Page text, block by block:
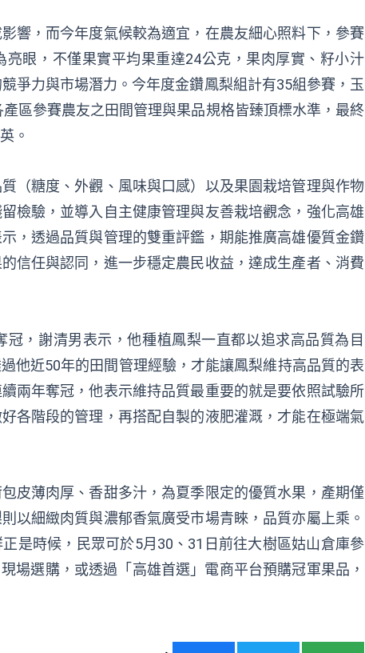
響，而今年度氣候較為適宜，在農友細心照料下，參賽
眼，不僅果實平均果重達24公克，果肉厚實、籽小汁
爭力與市場潛力。今年度金鑽鳳梨組計有35組參賽，玉
區參賽農友之田間管理與果品規格皆臻頂標水準，最終
。
（糖度、外觀、風味與口感）以及果園栽培管理與作物
檢驗，並導入自主健康管理與友善栽培觀念，強化高雄
，透過品質與管理的雙重評鑑，期能推廣高雄優質金鑽
信任與認同，進一步穩定農民收益，達成生產者、消費
，謝清男表示，他種植鳳梨一直都以追求高品質為目
他近50年的田間管理經驗，才能讓鳳梨維持高品質的表
兩年奪冠，他表示維持品質最重要的就是要依照試驗所
各階段的管理，再搭配自製的液肥灌溉，才能在極端氣
皮薄肉厚、香甜多汁，為夏季限定的優質水果，產期僅
以細緻肉質與濃郁香氣廣受市場青睞，品質亦屬上乘。
是時候，民眾可於5月30、31日前往大樹區姑山倉庫參
場選購，或透過「高雄首選」電商平台預購冠軍果品，